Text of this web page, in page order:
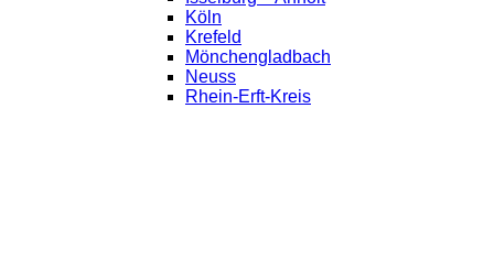
Köln
Krefeld
Mönchengladbach
Neuss
Rhein-Erft-Kreis